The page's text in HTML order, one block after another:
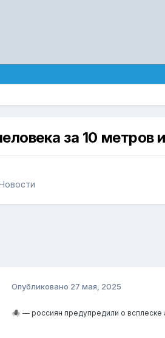
за 10 метров
Опубликовано 27 мая, 2025
🕷️ — россиян предупредили о всплеске